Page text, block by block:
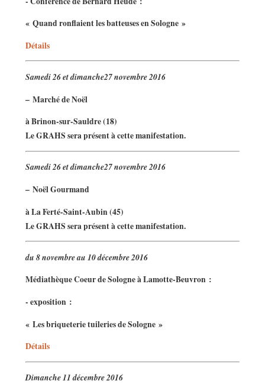
« Quand ronflaient les batteuses en Sologne »
Détails
Samedi 26 et dimanche27 novembre 2016
– Marché de Noël
à Brinon-sur-Sauldre (18)
Le GRAHS sera présent à cette manifestation.
Samedi 26 et dimanche27 novembre 2016
– Noël Gourmand
à La Ferté-Saint-Aubin (45)
Le GRAHS sera présent à cette manifestation.
du 8 novembre au 10 décembre 2016
Médiathèque Coeur de Sologne à Lamotte-Beuvron :
- exposition :
« Les briqueterie tuileries de Sologne »
Détails
Dimanche 11 décembre 2016